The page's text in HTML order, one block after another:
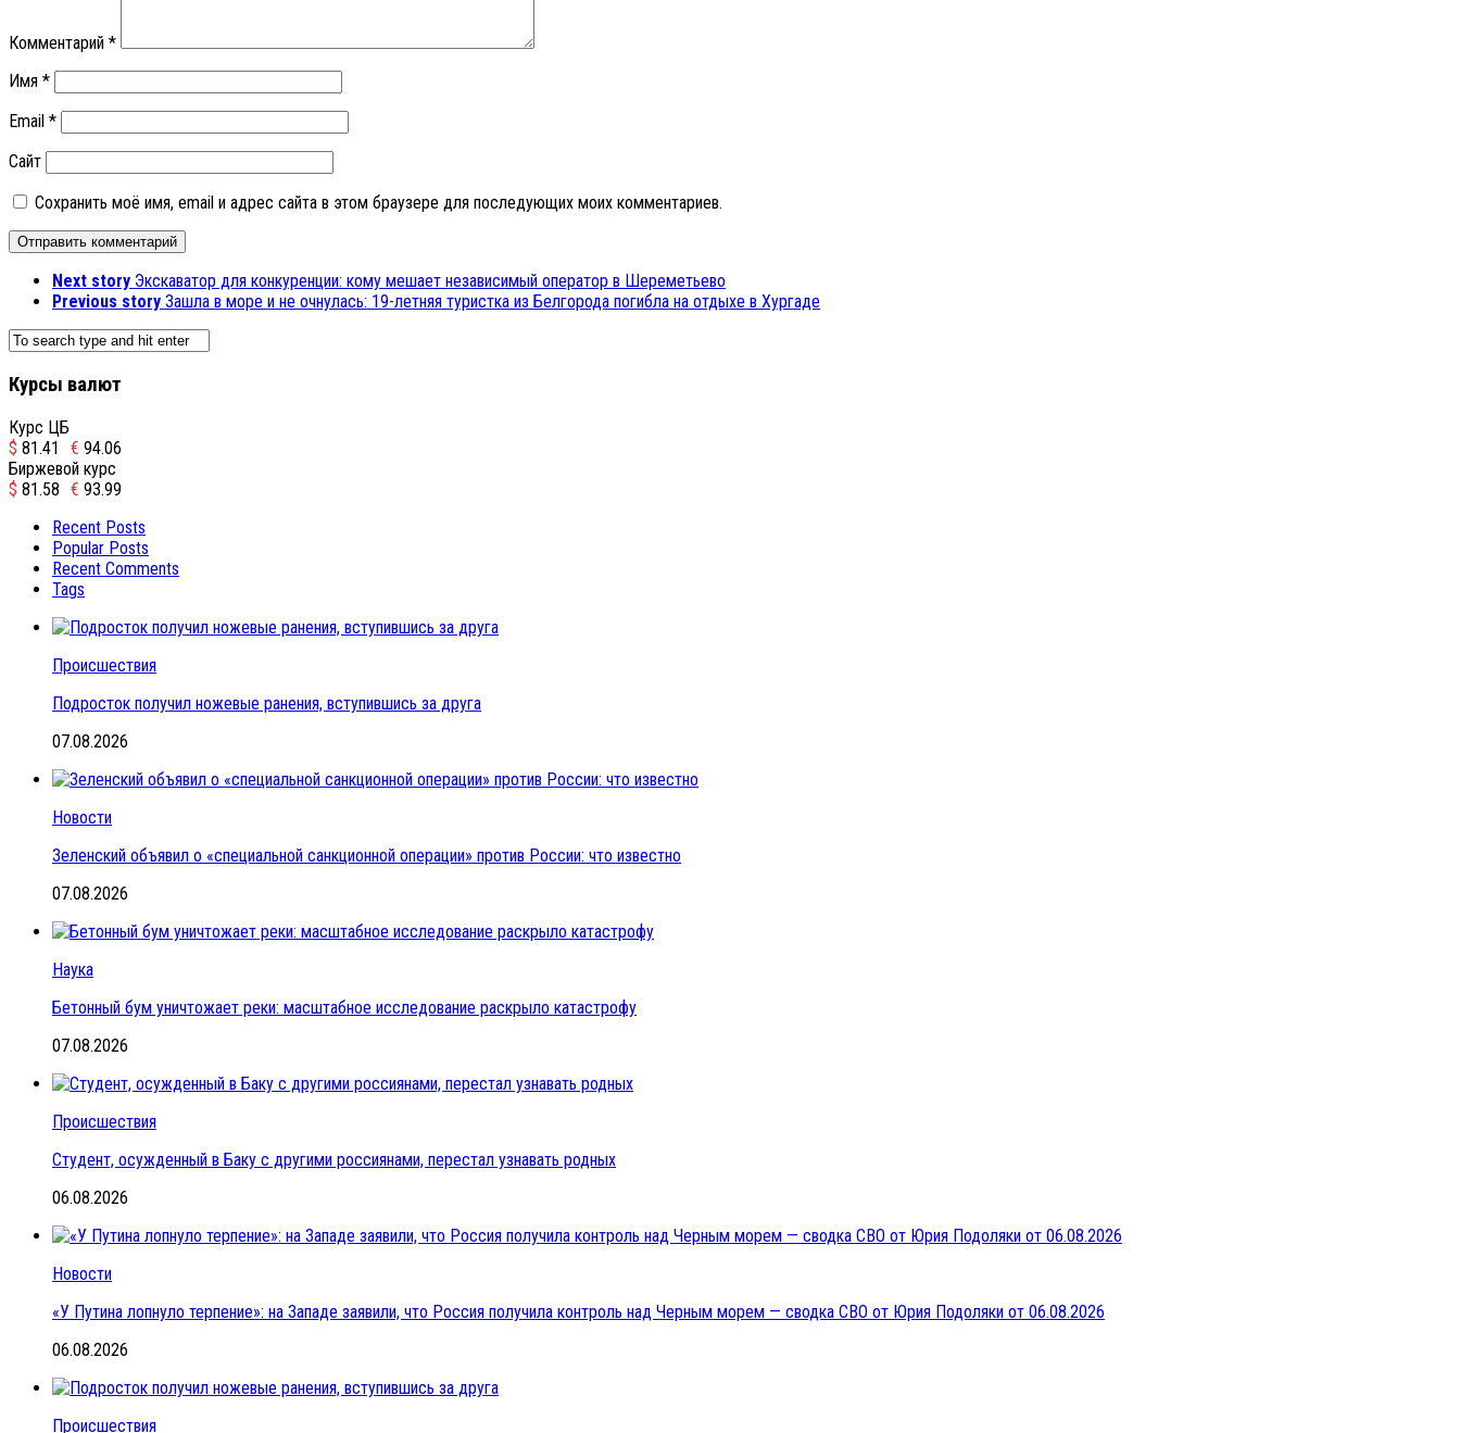
Комментарий *
Имя *
Email *
Сайт
Сохранить моё имя, email и адрес сайта в этом браузере для последующих моих комментариев.
Next story Экскаватор для конкуренции: кому мешает независимый оператор в Шереметьево
Previous story Зашла в море и не очнулась: 19-летняя туристка из Белгорода погибла на отдыхе в Хургаде
Курсы валют
Курс ЦБ
$ 81.41 € 94.06
Биржевой курс
$ 81.58 € 93.99
Recent Posts
Popular Posts
Recent Comments
Tags
Происшествия
Подросток получил ножевые ранения, вступившись за друга
07.08.2026
Новости
Зеленский объявил о «специальной санкционной операции» против России: что известно
07.08.2026
Наука
Бетонный бум уничтожает реки: масштабное исследование раскрыло катастрофу
07.08.2026
Происшествия
Студент, осужденный в Баку с другими россиянами, перестал узнавать родных
06.08.2026
Новости
«У Путина лопнуло терпение»: на Западе заявили, что Россия получила контроль над Черным морем — сводка СВО от Юрия Подоляки от 06.08.2026
06.08.2026
Происшествия